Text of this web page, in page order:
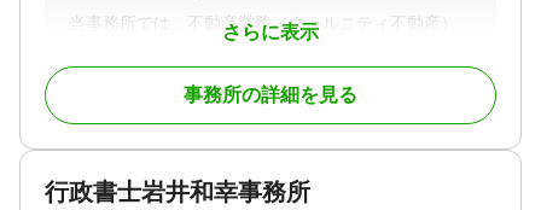
さらに表示
当事務所では、不動産業務（ウェルニティ不動産）
兼業の行政書士が、相続に関する幅広いサポートを
行います。
提供するサービスは、
・ 遺言に関する相談対応、遺言書の起案、作成の
・ 法定相続人の調査など円滑な分割協議に向けた
事務所の詳細を見る
行政書士岩井和幸事務所